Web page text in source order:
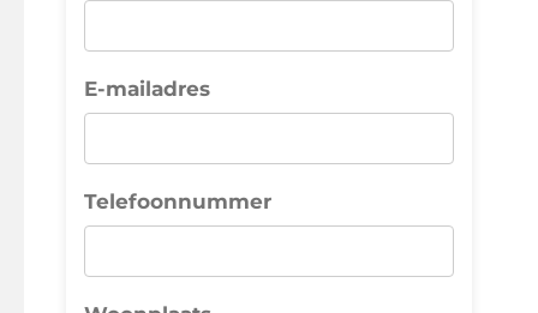
E-mailadres
Telefoonnummer